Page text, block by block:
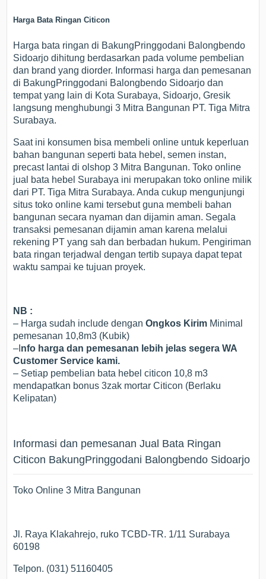
Harga Bata Ringan Citicon
Harga bata ringan di BakungPringgodani Balongbendo
Sidoarjo dihitung berdasarkan pada volume pembelian
dan brand yang diorder. Informasi harga dan pemesanan
di BakungPringgodani Balongbendo Sidoarjo dan
tempat yang lain di Kota Surabaya, Sidoarjo, Gresik
langsung menghubungi 3 Mitra Bangunan PT. Tiga Mitra
Surabaya.
Saat ini konsumen bisa membeli online untuk keperluan
bahan bangunan seperti bata hebel, semen instan,
precast lantai di olshop 3 Mitra Bangunan. Toko online
jual bata hebel Surabaya ini merupakan toko online milik
dari PT. Tiga Mitra Surabaya. Anda cukup mengunjungi
situs toko online kami tersebut guna membeli bahan
bangunan secara nyaman dan dijamin aman. Segala
transaksi pemesanan dijamin aman karena melalui
rekening PT yang sah dan berbadan hukum. Pengiriman
bata ringan terjadwal dengan tertib supaya dapat tepat
waktu sampai ke tujuan proyek.
NB :
– Harga sudah include denganOngkos Kirim Minimal
pemesanan 10,8m3 (Kubik)
–I nfo harga dan pemesanan lebih jelas segera WA
Customer Service kami.
– Setiap pembelian bata hebel citicon 10,8 m3
mendapatkan bonus 3zak mortar Citicon (Berlaku
Kelipatan)
Informasi dan pemesanan Jual Bata Ringan
Citicon BakungPringgodani Balongbendo Sidoarjo
Toko Online 3 Mitra Bangunan
Jl. Raya Klakahrejo, ruko TCBD-TR. 1/11 Surabaya
60198
Telpon. (031) 51160405